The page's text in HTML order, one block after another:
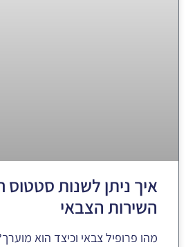
איך ניתן לשנות סטטוס
השירות הצבאי
מהו פרופיל צבאי וכיצד הוא